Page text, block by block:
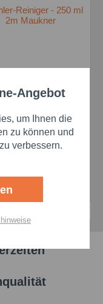
Reiniger - 250
Maukner
Stk (4,12 € * / 1 Stk)
Aktiv
Aktiv
Aktiv
Angebot
um Ihnen die
zu können und
verbessern.